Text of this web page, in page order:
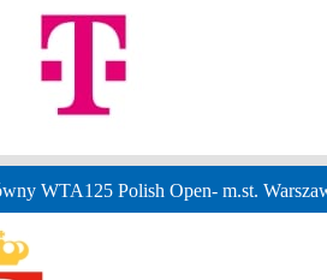
WTA125 Polish Open- m.st.